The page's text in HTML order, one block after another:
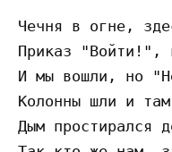
Чечня в огне,
Приказ "Войти!",
И мы вошли, но
Колонны шли и
Дым простирался